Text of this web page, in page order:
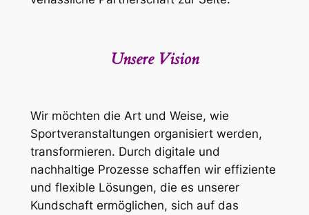
Unsere Vision
Wir möchten die Art und Weise, wie
Sportveranstaltungen organisiert werden,
transformieren. Durch digitale und
nachhaltige Prozesse schaffen wir effiziente
und flexible Lösungen, die es unserer
Kundschaft ermöglichen, sich auf das